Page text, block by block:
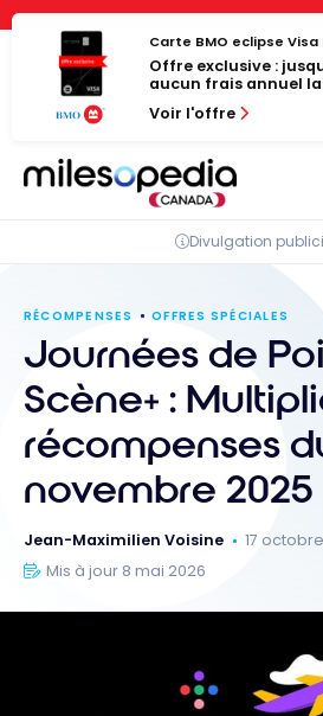
Panneau de gestion des cookies
Passer
contenu
Carte BMO eclipse
Offre exclusive :
aucun frais annuel la
Voir l'offre
Divulgation
RÉCOMPENSES OFFRES SPÉCIALES
Journées de
Scène+ :
récompenses
novembre 2025
Jean-Maximilien Voisine
17
Mis à jour 8 mai 2026